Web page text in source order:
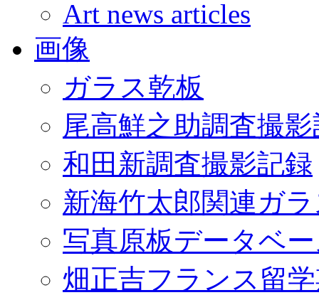
Art news articles
画像
ガラス乾板
尾高鮮之助調査撮
和田新調査撮影記録
新海竹太郎関連ガ
写真原板データベ
畑正吉フランス留